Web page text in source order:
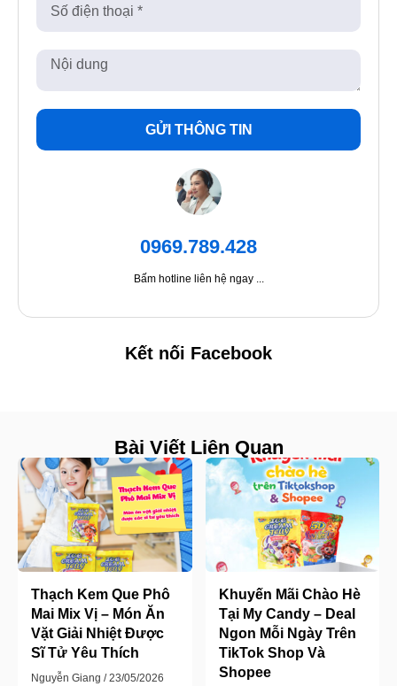
GỬI THÔNG TIN
0969.789.428
Bấm hotline liên hệ ngay ...
Kết nối Facebook
Bài Viết Liên Quan
Thạch Kem Que Phô
Mai Mix Vị – Món Ăn
Vặt Giải Nhiệt Được
Sĩ Tử Yêu Thích
Nguyễn Giang 23/05/2026
Khuyến Mãi Chào Hè
Tại My Candy – Deal
Ngon Mỗi Ngày Trên
TikTok Shop Và
Shopee